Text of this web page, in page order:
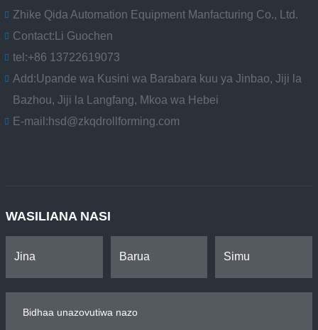
Zhike Qida Automation Equipment Manfacturing Co., Ltd.
Contact: Li Guochen
tel:+86 13722619073
Add:Upande wa Kusini wa Barabara kuu ya Jinbao, Jiji la
Bazhou, Jiji la Langfang, Mkoa wa Hebei
E-mail: hsd@zkqdrollforming.com
WASILIANA NASI